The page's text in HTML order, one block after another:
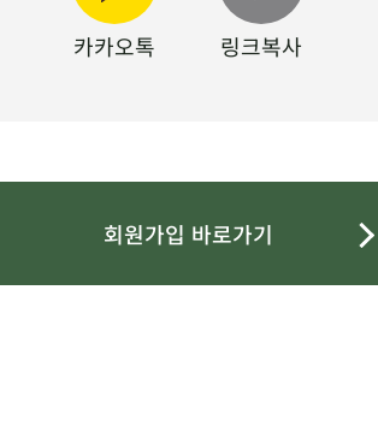
카카오톡 링크복사
회원가입 바로가기